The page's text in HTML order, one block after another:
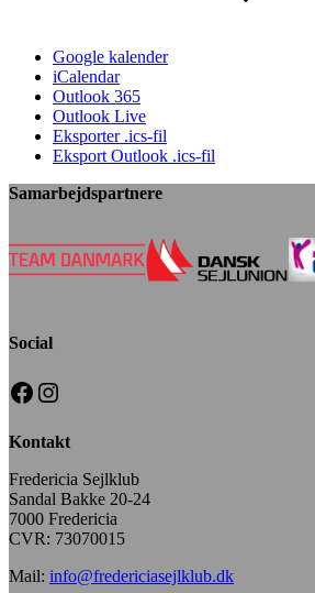
Google kalender
iCalendar
Outlook 365
Outlook Live
Eksporter .ics-fil
Eksport Outlook .ics-fil
Samarbejdspartnere
Social
Facebook
Instagram
Kontakt
Fredericia Sejlklub
Sandal Bakke 20-24
7000 Fredericia
CVR: 73070015
Mail: info@fredericiasejlklub.dk